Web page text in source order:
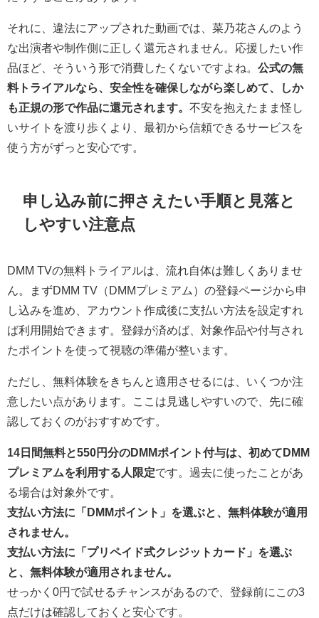
それに、違法にアップされた動画では、菜乃花さんのよう
な出演者や制作側に正しく還元されません。応援したい作
品ほど、そういう形で消費したくないですよね。 公式の無
料トライアルなら、安全性を確保しながら楽しめて、しか
も正規の形で作品に還元されます。 不安を抱えたまま怪し
いサイトを渡り歩くより、最初から信頼できるサービスを
使う方がずっと安心です。
申し込み前に押さえたい手順と見落と
しやすい注意点
DMM TVの無料トライアルは、流れ自体は難しくありませ
ん。まずDMM TV（DMMプレミアム）の登録ページから申
し込みを進め、アカウント作成後に支払い方法を設定すれ
ば利用開始できます。登録が済めば、対象作品や付与され
たポイントを使って視聴の準備が整います。
ただし、無料体験をきちんと適用させるには、いくつか注
意したい点があります。ここは見逃しやすいので、先に確
認しておくのがおすすめです。
14日間無料と550円分のDMMポイント付与は、初めてDMM
プレミアムを利用する人限定です。過去に使ったことがあ
る場合は対象外です。
支払い方法に「DMMポイント」を選ぶと、無料体験が適用
されません。
支払い方法に「プリペイド式クレジットカード」を選ぶ
と、無料体験が適用されません。
せっかく0円で試せるチャンスがあるので、登録前にこの3
点だけは確認しておくと安心です。